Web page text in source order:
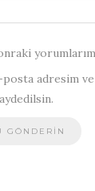
posta adresim